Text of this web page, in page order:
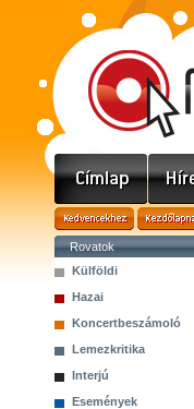
Rovatok
Külföldi
Hazai
Koncertbeszámoló
Lemezkritika
Interjú
Események